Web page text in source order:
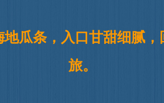
瓜条，入口甘甜细腻
旅。